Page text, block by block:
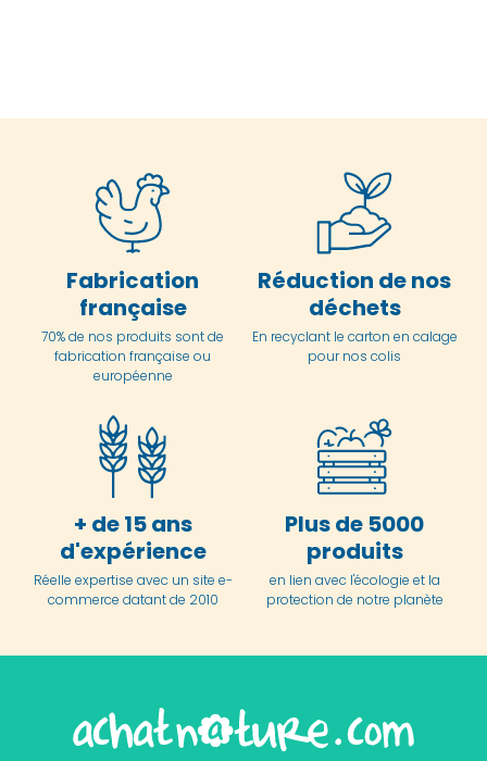
Fabrication
française
70% de nos produits sont de
fabrication française ou
européenne
Réduction de nos
déchets
En recyclant le carton en calage
pour nos colis
+ de 15 ans
d'expérience
Réelle expertise avec un site e-
commerce datant de 2010
Plus de 5000
produits
en lien avec l'écologie et la
protection de notre planète